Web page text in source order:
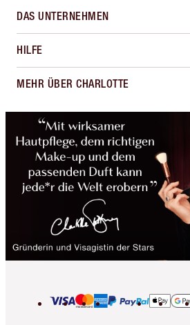
DAS UNTERNEHMEN
HILFE
MEHR ÜBER CHARLOTTE